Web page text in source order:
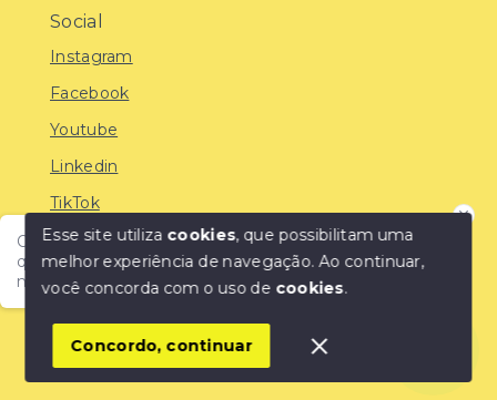
Olá! Encontre o imóvel ideal com a IMOBREUNIG®:
qualidade, confiança e as melhores oportunidades do
mercado!
Social
Instagram
Facebook
Youtube
Linkedin
TikTok
© Copyright 2026 - IMOBREUNIG® - Negócios
SITE PARA IMOBILIARIA
Esse site utiliza cookies, que possibilitam uma
melhor experiência de navegação.Ao continuar,
você concorda com o uso de cookies.
Concordo, continuar